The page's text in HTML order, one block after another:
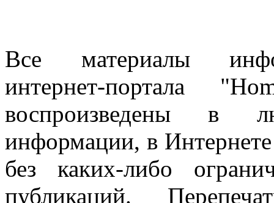
Все материалы
интернет-портала
воспроизведены в
информации, в
без каких-либо
публикаций.